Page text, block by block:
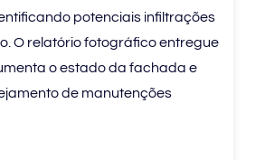
potenciais infiltrações
O relatório fotográfico entregue
o estado da fachada e
de manutenções